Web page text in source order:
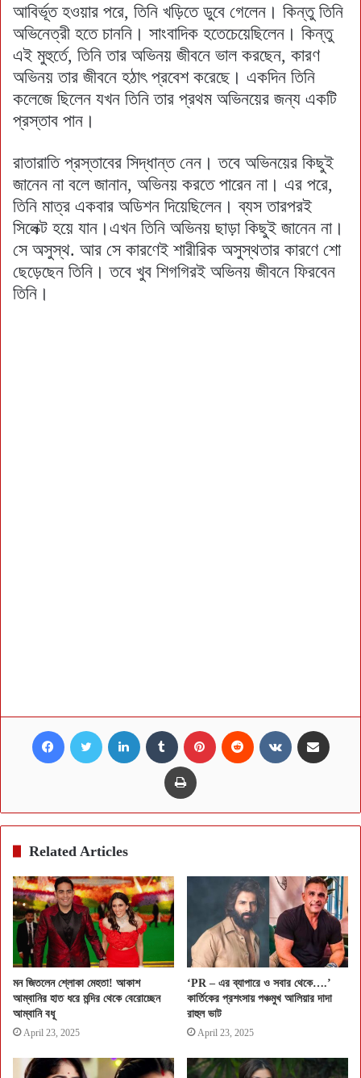
আবির্ভূত হওয়ার পরে, তিনি খড়িতে ডুবে গেলেন। কিন্তু তিনি
অভিনেত্রী হতে চাননি। সাংবাদিক হতেচেয়েছিলেন। কিন্তু
এই মুহুর্তে, তিনি তার অভিনয় জীবনে ভাল করছেন, কারণ
অভিনয় তার জীবনে হঠাৎ প্রবেশ করেছে। একদিন তিনি
কলেজে ছিলেন যখন তিনি তার প্রথম অভিনয়ের জন্য একটি
প্রস্তাব পান।
রাতারাতি প্রস্তাবের সিদ্ধান্ত নেন। তবে অভিনয়ের কিছুই
জানেন না বলে জানান, অভিনয় করতে পারেন না। এর পরে,
তিনি মাত্র একবার অডিশন দিয়েছিলেন। ব্যস তারপরই
সিলেক্ট হয়ে যান।এখন তিনি অভিনয় ছাড়া কিছুই জানেন না।
সে অসুস্থ. আর সে কারণেই শারীরিক অসুস্থতার কারণে শো
ছেড়েছেন তিনি। তবে খুব শিগগিরই অভিনয় জীবনে ফিরবেন
তিনি।
Facebook Twitter LinkedIn Tumblr Pinterest Reddit VKontakte
Print
Related Articles
মন জিতলেন শ্লোকা মেহতা! আকাশ
আম্বানির হাত ধরে মন্দির থেকে বেরোচ্ছেন
আম্বানি বধূ
April 23, 2025
‘PR – এর ব্যাপারে ও সবার থেকে….’
কার্তিকের প্রশংসায় পঞ্চমুখ আলিয়ার দাদা
রাহুল ভাট
April 23, 2025